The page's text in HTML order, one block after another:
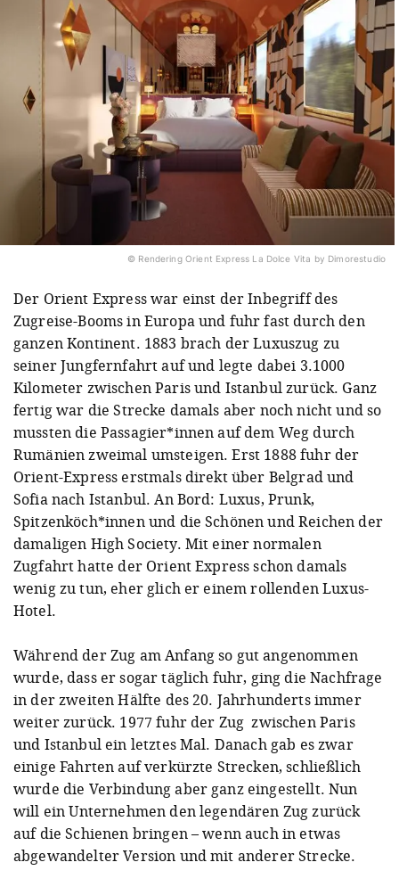
© Rendering Orient Express La Dolce Vita by Dimorestudio
Der Orient Express war einst der Inbegriff des
Zugreise-Booms in Europa und fuhr fast durch den
ganzen Kontinent. 1883 brach der Luxuszug zu
seiner Jungfernfahrt auf und legte dabei 3.1000
Kilometer zwischen Paris und Istanbul zurück. Ganz
fertig war die Strecke damals aber noch nicht und so
mussten die Passagier*innen auf dem Weg durch
Rumänien zweimal umsteigen. Erst 1888 fuhr der
Orient-Express erstmals direkt über Belgrad und
Sofia nach Istanbul. An Bord: Luxus, Prunk,
Spitzenköch*innen und die Schönen und Reichen der
damaligen High Society. Mit einer normalen
Zugfahrt hatte der Orient Express schon damals
wenig zu tun, eher glich er einem rollenden Luxus-
Hotel.
Während der Zug am Anfang so gut angenommen
wurde, dass er sogar täglich fuhr, ging die Nachfrage
in der zweiten Hälfte des 20. Jahrhunderts immer
weiter zurück. 1977 fuhr der Zug zwischen Paris
und Istanbul ein letztes Mal. Danach gab es zwar
einige Fahrten auf verkürzte Strecken, schließlich
wurde die Verbindung aber ganz eingestellt. Nun
will ein Unternehmen den legendären Zug zurück
auf die Schienen bringen – wenn auch in etwas
abgewandelter Version und mit anderer Strecke.